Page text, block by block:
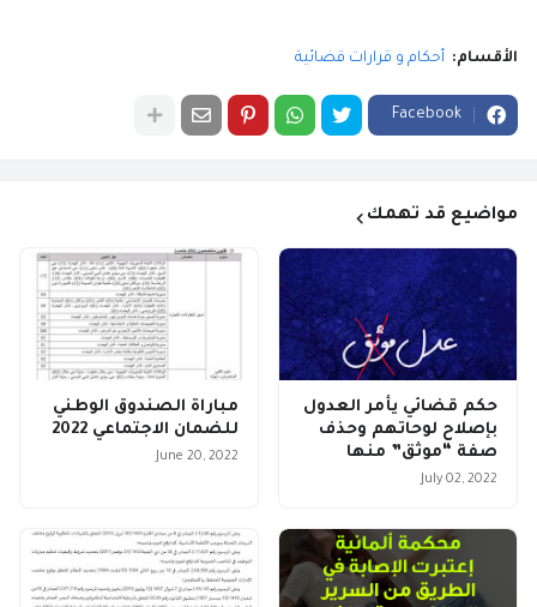
الأقسام: أحكام و قرارات قضائية
Facebook
مواضيع قد تهمك
حكم قضائي يأمر العدول
بإصلاح لوحاتهم وحذف
صفة “موثق” منها
July 02, 2022
مباراة الصندوق الوطني
للضمان الاجتماعي 2022
June 20, 2022